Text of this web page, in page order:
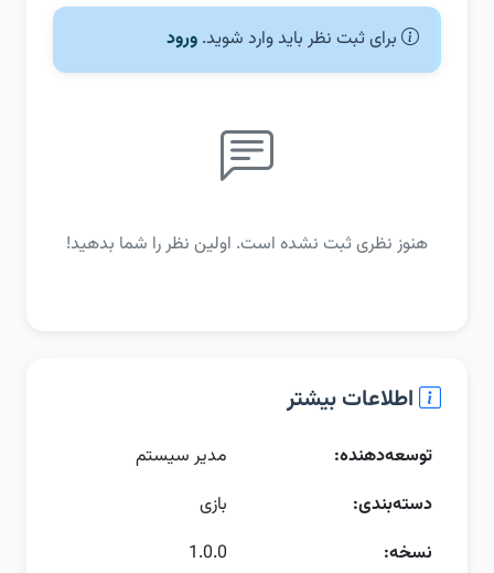
برای ثبت نظر باید وارد شوید. ورود
هنوز نظری ثبت نشده است. اولین نظر را شما بدهید!
اطلاعات بیشتر
توسعه‌دهنده:
مدیر سیستم
دسته‌بندی:
بازی
نسخه:
1.0.0